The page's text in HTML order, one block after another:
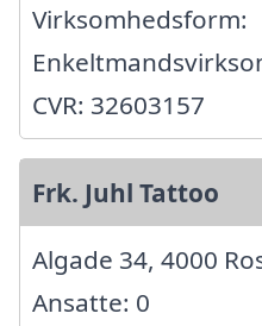
Virksomhedsform:
CVR: 32603157
Frk. Juhl Tattoo
Algade 34, 4000
Ansatte: 0